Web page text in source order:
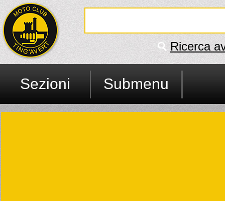
Ricerca
Sezioni Submenu